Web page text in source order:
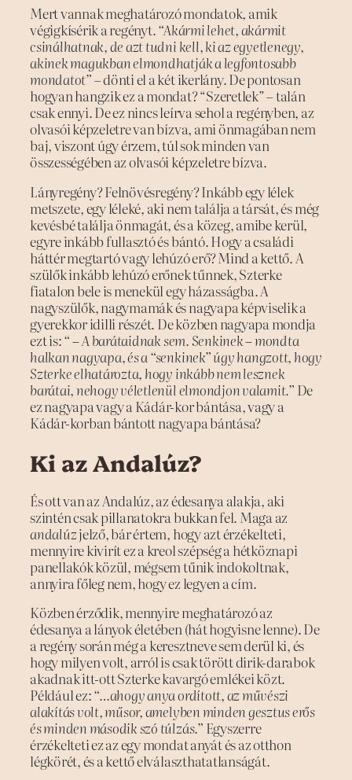
Mert vannak meghatározó mondatok, amik
végigkísérik a regényt.“Akármi lehet, akármit
csinálhatnak, de azt tudni kell, ki az egyetlenegy,
akinek magukban elmondhatják a legfontosabb
mondatot”– dönti el a két ikerlány. De pontosan
hogyan hangzik ez a mondat? “Szeretlek” – talán
csak ennyi. De ez nincs leírva sehol a regényben, az
olvasói képzeletre van bízva, ami önmagában nem
baj, viszont úgy érzem, túl sok minden van
összességében az olvasói képzeletre bízva.
Lányregény? Felnövésregény? Inkább egy lélek
metszete, egy léleké, aki nem találja a társát, és még
kevésbé találja önmagát, és a közeg, amibe kerül,
egyre inkább fullasztó és bántó. Hogy a családi
háttér megtartó vagy lehúzó erő? Mind a kettő. A
szülők inkább lehúzó erőnek tűnnek, Szterke
fiatalon bele is menekül egy házasságba. A
nagyszülők, nagymamák és nagyapa képviselik a
gyerekkor idilli részét. De közben nagyapa mondja
ezt is:“ – A barátaidnak sem. Senkinek – mondta
halkan nagyapa, és a “senkinek” úgy hangzott, hogy
Szterke elhatározta, hogy inkább nem lesznek
barátai, nehogy véletlenül elmondjon valamit.” De
ez nagyapa vagy a Kádár-kor bántása, vagy a
Kádár-korban bántott nagyapa bántása?
Ki az Andalúz?
És ott van az Andalúz, az édesanya alakja, aki
szintén csak pillanatokra bukkan fel. Maga az
andalúzjelző, bár értem, hogy azt érzékelteti,
mennyire kivirít ez a kreol szépség a hétköznapi
panellakók közül, mégsem tűnik indokoltnak,
annyira főleg nem, hogy ez legyen a cím.
Közben érződik, mennyire meghatározó az
édesanya a lányok életében (hát hogyisne lenne). De
a regény során még a keresztneve sem derül ki, és
hogy milyen volt, arról is csak törött dirik-darabok
akadnak itt-ott Szterke kavargó emlékei közt.
Például ez:“…ahogy anya ordított, az művészi
alakítás volt, műsor, amelyben minden gesztus erős
és minden második szó túlzás.” Egyszerre
érzékelteti ez az egy mondat anyát és az otthon
légkörét, és a kettő elválaszthatatlanságát.